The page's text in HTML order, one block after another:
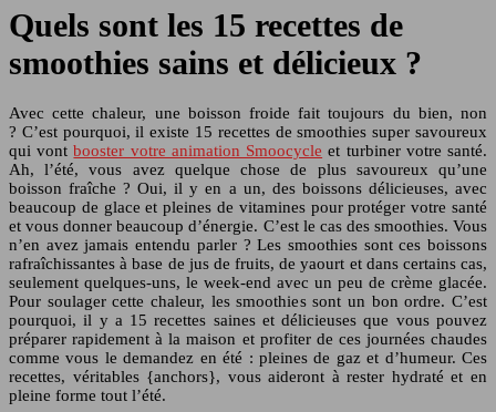
Quels sont les 15 recettes de
smoothies sains et délicieux ?
Avec cette chaleur, une boisson froide fait toujours du bien, non
? C’est pourquoi, il existe 15 recettes de smoothies super savoureux
qui vontbooster votre animation Smoocycle et turbiner votre santé.
Ah, l’été, vous avez quelque chose de plus savoureux qu’une
boisson fraîche ? Oui, il y en a un, des boissons délicieuses, avec
beaucoup de glace et pleines de vitamines pour protéger votre santé
et vous donner beaucoup d’énergie. C’est le cas des smoothies. Vous
n’en avez jamais entendu parler ? Les smoothies sont ces boissons
rafraîchissantes à base de jus de fruits, de yaourt et dans certains cas,
seulement quelques-uns, le week-end avec un peu de crème glacée.
Pour soulager cette chaleur, les smoothies sont un bon ordre. C’est
pourquoi, il y a 15 recettes saines et délicieuses que vous pouvez
préparer rapidement à la maison et profiter de ces journées chaudes
comme vous le demandez en été : pleines de gaz et d’humeur. Ces
recettes, véritables {anchors}, vous aideront à rester hydraté et en
pleine forme tout l’été.